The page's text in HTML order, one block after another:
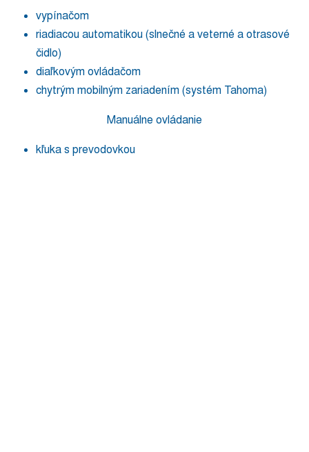
vypínačom
riadiacou automatikou (slnečné a veterné a otrasové
čidlo)
diaľkovým ovládačom
chytrým mobilným zariadením (systém Tahoma)
Manuálne ovládanie
kľuka s prevodovkou